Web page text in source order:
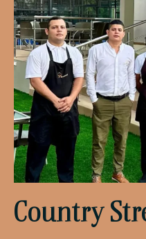
Country